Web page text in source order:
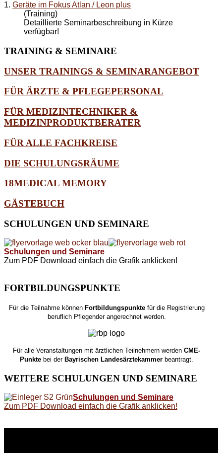
1. Geräte im Fokus Atlan / Leon plus
(Training)
Detaillierte Seminarbeschreibung in Kürze
verfügbar!
TRAINING & SEMINARE
UNSER TRAININGS & SEMINARANGEBOT
FÜR ÄRZTE & PFLEGEPERSONAL
FÜR MEDIZINTECHNIKER &
MEDIZINPRODUKTBERATER
FÜR ALLE FACHKREISE
DIE SCHULUNGSRÄUME
18MEDICAL MEMORY
GÄSTEBUCH
SCHULUNGEN UND SEMINARE
Schulungen und Seminare
Zum PDF Download einfach die Grafik anklicken!
FORTBILDUNGSPUNKTE
Für die Teilnahme könnenFortbildungspunktefür die Registrierung
beruflich Pflegender angerechnet werden.
Für alle Veranstaltungen mit ärztlichen Teilnehmern werdenCME-
Punkte bei derBayrischen Landesärztekammer beantragt.
WEITERE SCHULUNGEN UND SEMINARE
Schulungen und Seminare
Zum PDF Download einfach die Grafik anklicken!